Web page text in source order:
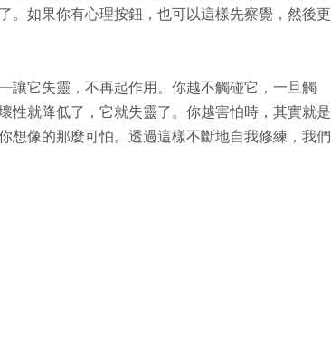
。如果你有心理按鈕，也可以這樣先察覺，然後更
它失靈，不再起作用。你越不觸碰它，一旦觸
性就降低了，它就失靈了。你越害怕時，其實就是
想像的那麼可怕。透過這樣不斷地自我修練，我們